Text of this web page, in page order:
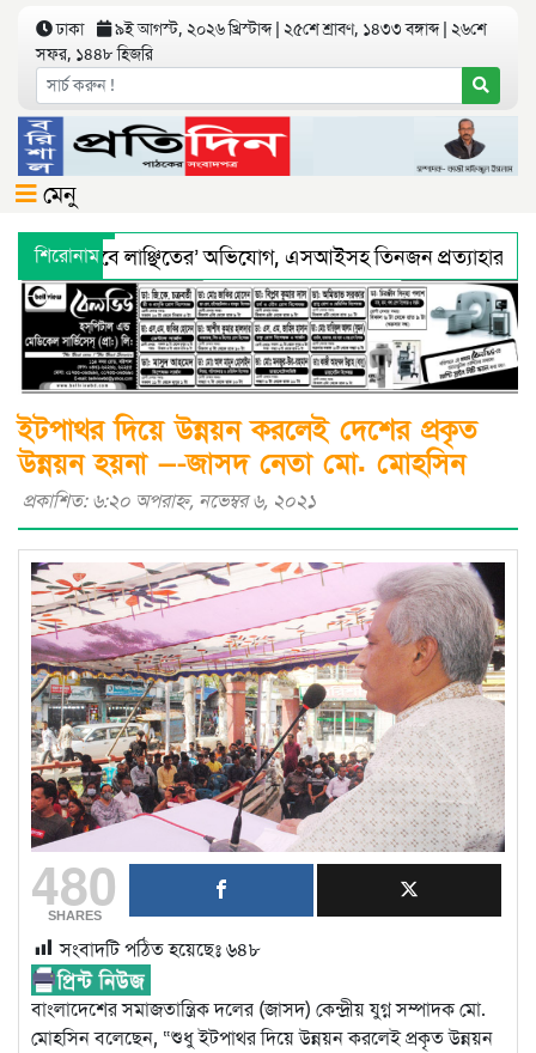
ঢাকা
৯ই আগস্ট, ২০২৬ খ্রিস্টাব্দ | ২৫শে শ্রাবণ, ১৪৩৩ বঙ্গাব্দ | ২৬শে
সফর, ১৪৪৮ হিজরি
মেনু
শিরোনাম লাঞ্ছিতের’ অভিযোগ, এসআইসহ তিনজন প্রত্যাহার
মহাপরিচালকের হুশিয়ারী
বরিশালে শ্রমিকদের সঙ্গে
ইটপাথর দিয়ে উন্নয়ন করলেই দেশের প্রকৃত
উন্নয়ন হয়না —-জাসদ নেতা মো. মোহসিন
প্রকাশিত: ৬:২০ অপরাহ্ণ, নভেম্বর ৬, ২০২১
480
SHARES
সংবাদটি পঠিত হয়েছেঃ ৬৪৮
বাংলাদেশের সমাজতান্ত্রিক দলের (জাসদ) কেন্দ্রীয় যুগ্ন সম্পাদক মো.
মোহসিন বলেছেন, “শুধু ইটপাথর দিয়ে উন্নয়ন করলেই প্রকৃত উন্নয়ন